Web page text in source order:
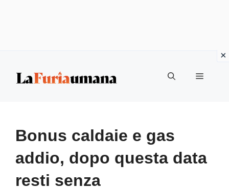
Menu
Bonus caldaie e gas
addio, dopo questa data
resti senza